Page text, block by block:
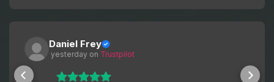
Daniel Frey
yesterday on Trustpilot